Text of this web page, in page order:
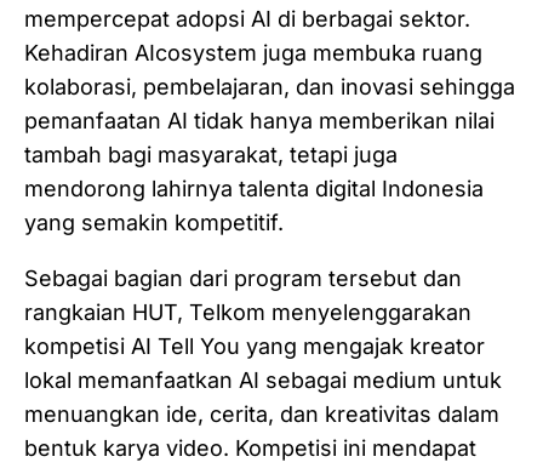
mempercepat adopsi AI di berbagai sektor.
Kehadiran AIcosystem juga membuka ruang
kolaborasi, pembelajaran, dan inovasi sehingga
pemanfaatan AI tidak hanya memberikan nilai
tambah bagi masyarakat, tetapi juga
mendorong lahirnya talenta digital Indonesia
yang semakin kompetitif.
Sebagai bagian dari program tersebut dan
rangkaian HUT, Telkom menyelenggarakan
kompetisi AI Tell You yang mengajak kreator
lokal memanfaatkan AI sebagai medium untuk
menuangkan ide, cerita, dan kreativitas dalam
bentuk karya video. Kompetisi ini mendapat